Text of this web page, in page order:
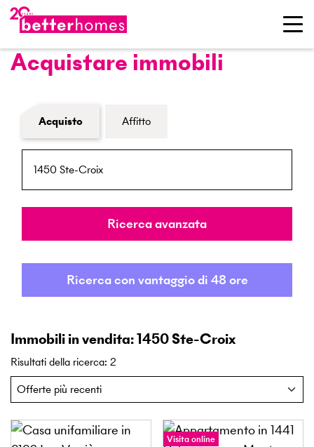
Acquistare immobili
Modulo di ricerca immobiliare
Acquisto Affitto
NPA / Località
Raggio
Ricerca avanzata
Ricerca con vantaggio di 48 ore
Immobili in vendita: 1450 Ste-Croix
Risultati della ricerca: 2
Visita online